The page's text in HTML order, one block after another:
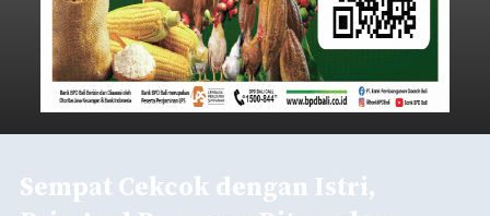
balitribune.co.id I Bangli -Serangkian
memperingati hari ulang tahun Kemerdekaan
Republik Indonesia ( HUT RI) ke-81, Rumah
Tahanan Negara Kelas II B Bangli menggelar
kegiatan pemeriksaan kesehatan gratis, Rabu
Bangli
Submitted by contributor onThu, 08/06/2026 - 20:56